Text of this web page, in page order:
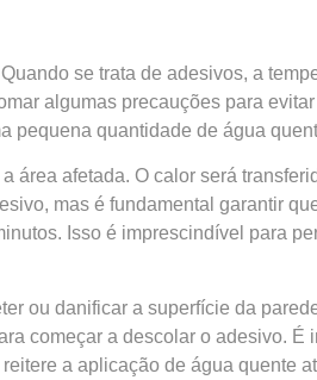
se trata de adesivos, a
algumas precauções para
quantidade de água
afetada. O calor será
mas é fundamental garantir
Isso é imprescindível para
ou danificar a superfície da
começar a descolar o adesivo. É
a aplicação de água quente